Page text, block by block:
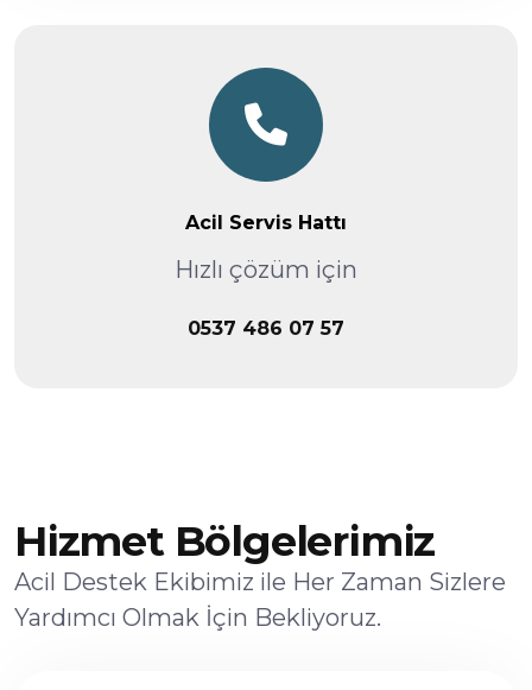
Acil Servis Hattı
Hızlı çözüm için
0537 486 07 57
Hizmet Bölgelerimiz
Acil Destek Ekibimiz ile Her Zaman Sizlere
Yardımcı Olmak İçin Bekliyoruz.